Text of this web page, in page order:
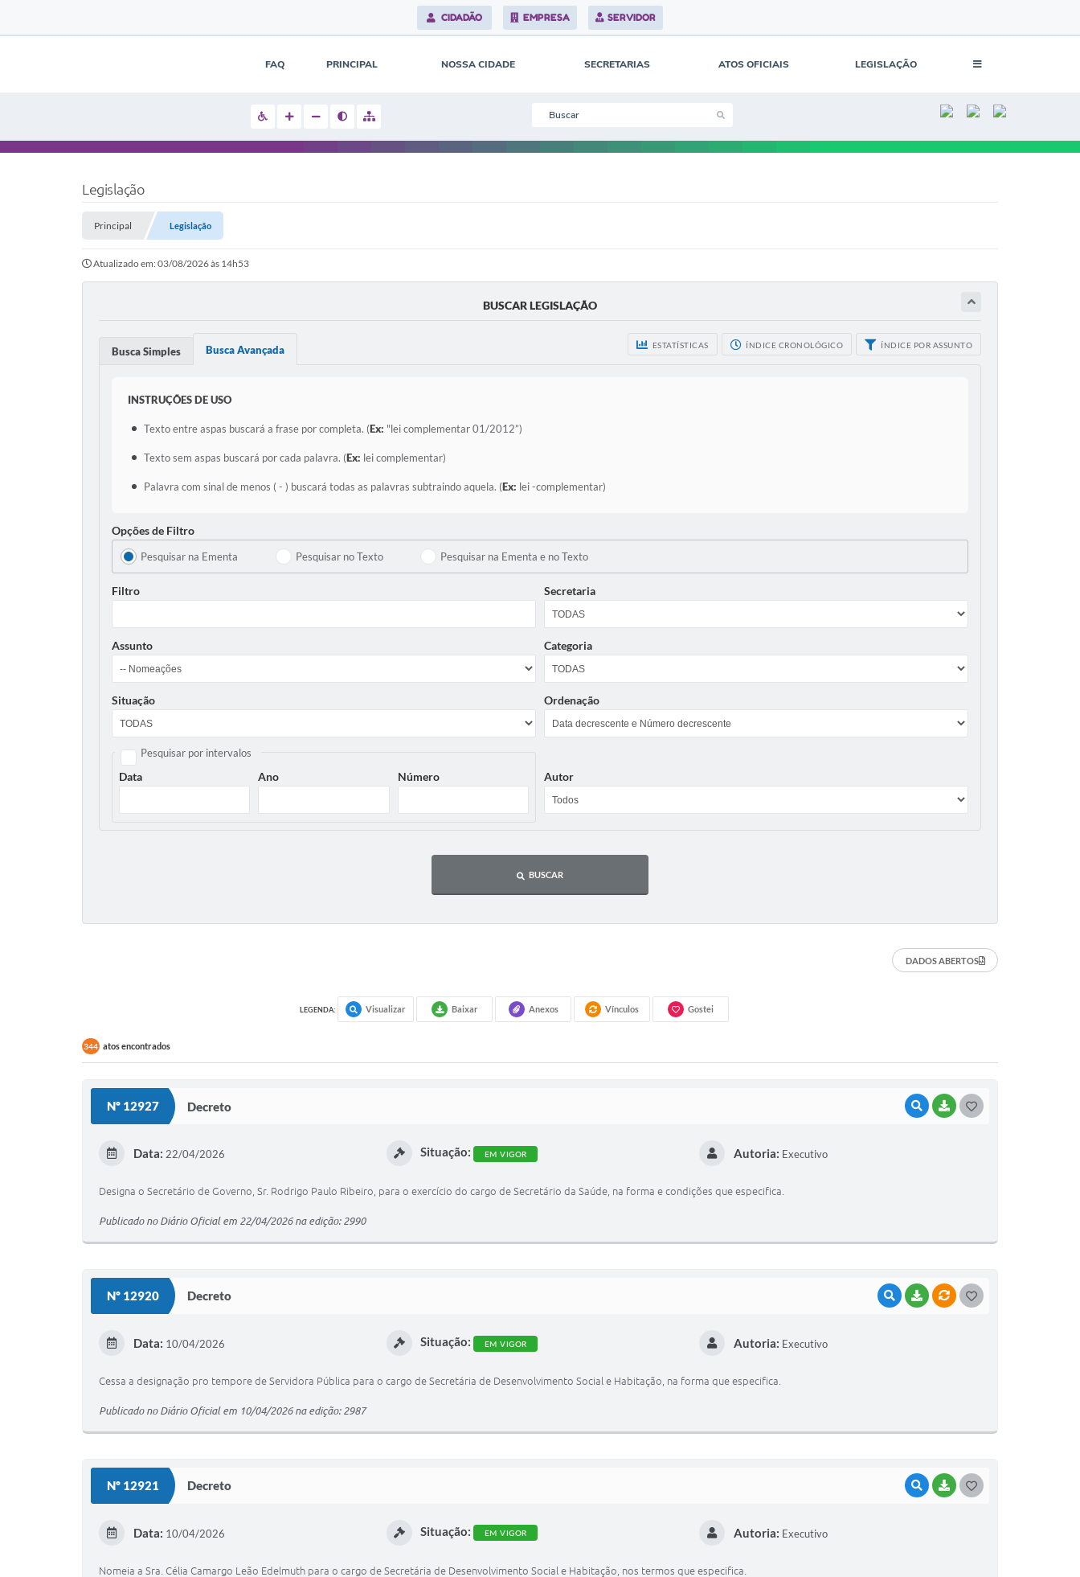
CIDADÃO EMPRESA SERVIDOR
FAQ PRINCIPAL NOSSA CIDADE SECRETARIAS ATOS OFICIAIS LEGISLAÇÃO
Legislação
Principal Legislação
Atualizado em: 03/08/2026 às 14h53
BUSCAR LEGISLAÇÃO
ESTATÍSTICAS ÍNDICE CRONOLÓGICO ÍNDICE POR ASSUNTO
Busca Simples Busca Avançada
INSTRUÇÕES DE USO
Texto entre aspas buscará a frase por completa. (Ex: "lei complementar 01/2012”)
Texto sem aspas buscará por cada palavra. (Ex: lei complementar)
Palavra com sinal de menos ( - ) buscará todas as palavras subtraindo aquela. (Ex: lei -complementar)
Opções de Filtro
Pesquisar na Ementa Pesquisar no Texto Pesquisar na Ementa e no Texto
Filtro Secretaria
Assunto Categoria
Situação Ordenação
Pesquisar por intervalos
Data Ano Número Autor
BUSCAR
DADOS ABERTOS
LEGENDA: Visualizar Baixar Anexos Vínculos Gostei
344 atos encontrados
Nº 12927 Decreto VISUALIZAR
BAIXAR
Data: 22/04/2026 Situação: EM VIGOR Autoria: Executivo
Designa o Secretário de Governo, Sr. Rodrigo Paulo Ribeiro, para o exercício do cargo de Secretário da Saúde, na forma e condições que especifica.
Publicado no Diário Oficial em 22/04/2026 na edição: 2990
Nº 12920 Decreto VISUALIZAR
BAIXARVÍNCULOS
Data: 10/04/2026 Situação: EM VIGOR Autoria: Executivo
Cessa a designação pro tempore de Servidora Pública para o cargo de Secretária de Desenvolvimento Social e Habitação, na forma que especifica.
Publicado no Diário Oficial em 10/04/2026 na edição: 2987
Nº 12921 Decreto VISUALIZAR
BAIXAR
Data: 10/04/2026 Situação: EM VIGOR Autoria: Executivo
Nomeia a Sra. Célia Camargo Leão Edelmuth para o cargo de Secretária de Desenvolvimento Social e Habitação, nos termos que especifica.